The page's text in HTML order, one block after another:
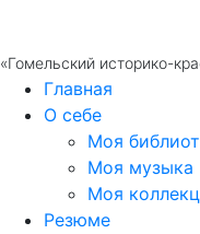
«Гомельский историко-
Главная
О себе
Моя
Моя музыка
Моя
Резюме